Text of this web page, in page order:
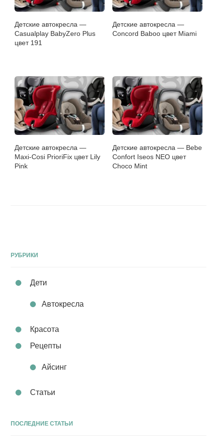
Детские автокресла —
Casualplay BabyZero Plus
цвет 191
Детские автокресла —
Concord Baboo цвет Miami
Детские автокресла —
Maxi-Cosi PrioriFix цвет Lily
Pink
Детские автокресла — Bebe
Confort Iseos NEO цвет
Choco Mint
РУБРИКИ
Дети
Автокресла
Красота
Рецепты
Айсинг
Статьи
ПОСЛЕДНИЕ СТАТЬИ